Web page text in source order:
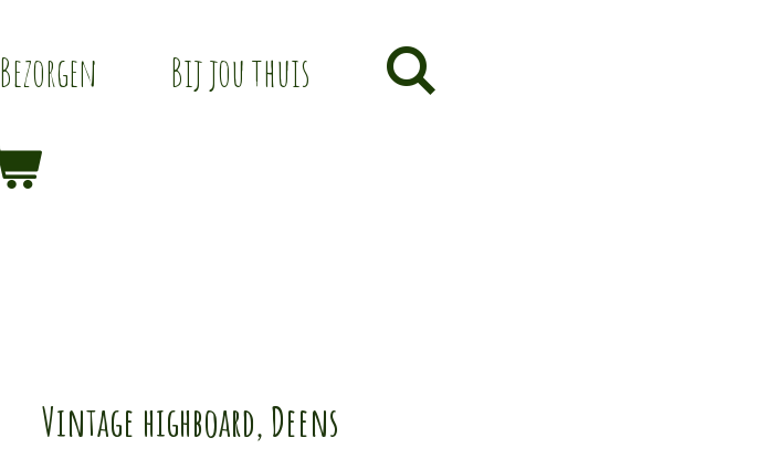
Bezorgen Bij jou thuis
Vintage highboard, Deens